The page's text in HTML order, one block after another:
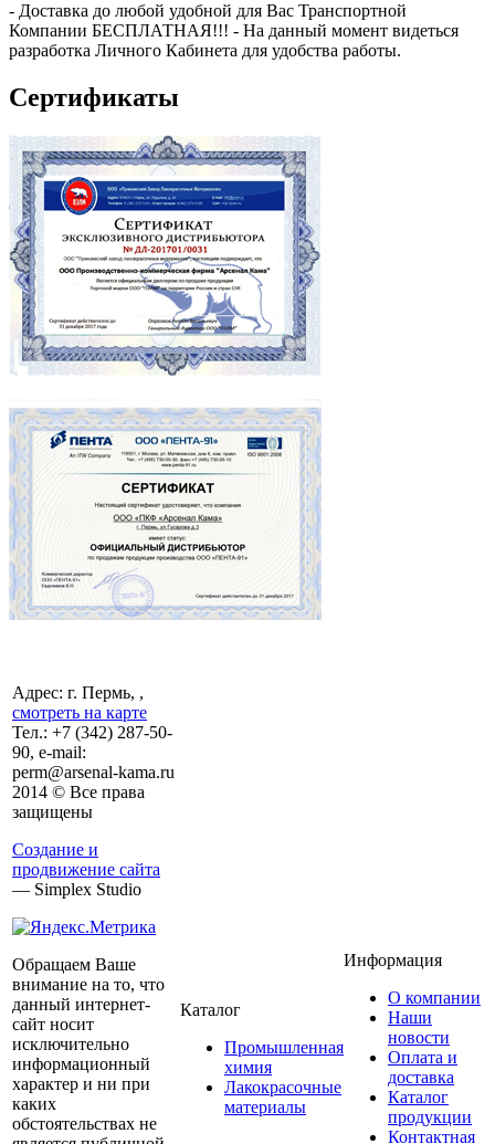
- Доставка до любой удобной для Вас Транспортной
Компании БЕСПЛАТНАЯ!!! - На данный момент видеться
разработка Личного Кабинета для удобства работы.
Сертификаты
Адрес: г. Пермь, ,
смотреть на карте
Тел.: +7 (342) 287-50-
90, e-mail:
perm@arsenal-kama.ru
2014 © Все права
защищены
Создание и
продвижение сайта
— Simplex Studio
Обращаем Ваше
внимание на то, что
данный интернет-
сайт носит
исключительно
информационный
характер и ни при
каких
обстоятельствах не
Каталог
Промышленная
химия
Лакокрасочные
материалы
Информация
О компании
Наши
новости
Оплата и
доставка
Каталог
продукции
Контактная